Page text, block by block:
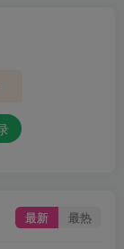
最新 最热